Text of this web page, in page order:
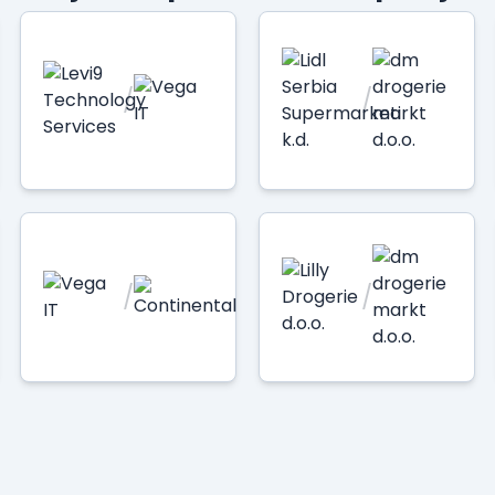
/ /
/ /